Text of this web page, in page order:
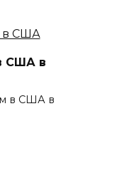
США в
в США в